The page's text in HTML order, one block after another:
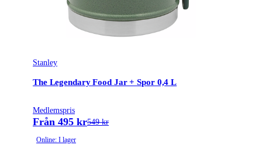
Stanley
The Legendary Food Jar + Spor 0,4 L
Medlemspris
Från 495 kr549 kr
Online: I lager